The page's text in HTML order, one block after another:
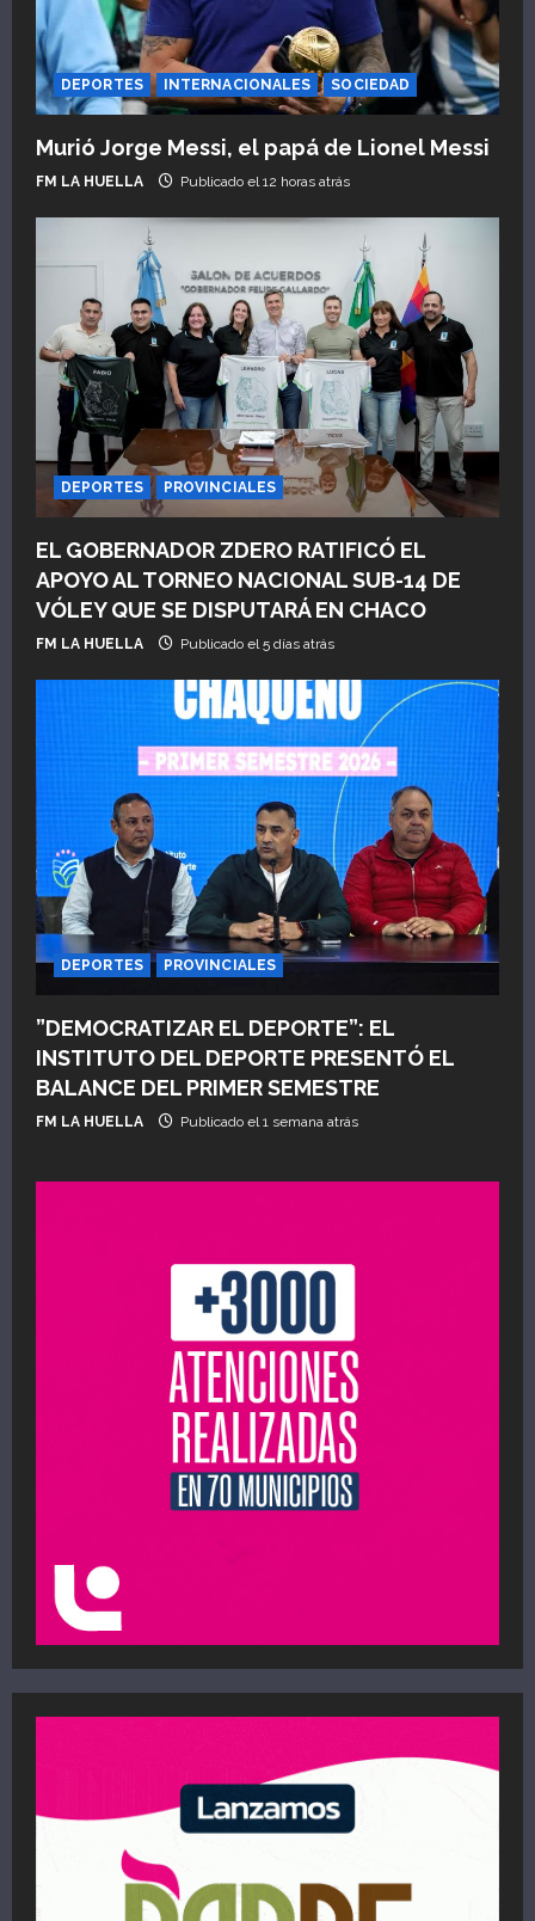
e
n
t
r
a
DEPORTES INTERNACIONALES SOCIEDAD
Murió Jorge Messi, el papá de Lionel Messi
FM LA HUELLA Publicado el 12 horas atrás
DEPORTES PROVINCIALES
EL GOBERNADOR ZDERO RATIFICÓ EL
APOYO AL TORNEO NACIONAL SUB-14 DE
VÓLEY QUE SE DISPUTARÁ EN CHACO
FM LA HUELLA Publicado el 5 días atrás
DEPORTES PROVINCIALES
”DEMOCRATIZAR EL DEPORTE”: EL
INSTITUTO DEL DEPORTE PRESENTÓ EL
BALANCE DEL PRIMER SEMESTRE
FM LA HUELLA Publicado el 1 semana atrás